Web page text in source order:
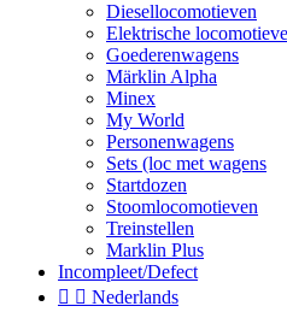
Diesellocomotieven
Elektrische
Goederenwagens
Märklin Alpha
Minex
My World
Personenwagens
Sets (loc met wagens
Startdozen
Stoomlocomotieven
Treinstellen
Marklin Plus
Incompleet/Defect
  Nederlands